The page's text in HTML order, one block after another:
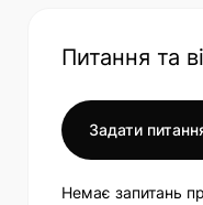
Питання та
Задати
Немає запитань